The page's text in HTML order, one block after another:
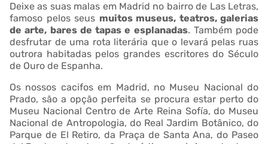
Deixe as suas malas em Madrid no bairro de Las Letras,
famoso pelos seus muitos museus, teatros, galerias
de arte, bares de tapas e esplanadas. Também pode
desfrutar de uma rota literária que o levará pelas ruas
outrora habitadas pelos grandes escritores do Século
de Ouro de Espanha.
Os nossos cacifos em Madrid, no Museu Nacional do
Prado, são a opção perfeita se procura estar perto do
Museu Nacional Centro de Arte Reina Sofía, do Museu
Nacional de Antropologia, do Real Jardim Botânico, do
Parque de El Retiro, da Praça de Santa Ana, do Paseo